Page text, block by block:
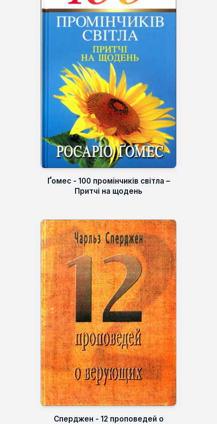
Ґомес - 100 промінчиків світла –
Притчі на щодень
Сперджен - 12 проповедей о